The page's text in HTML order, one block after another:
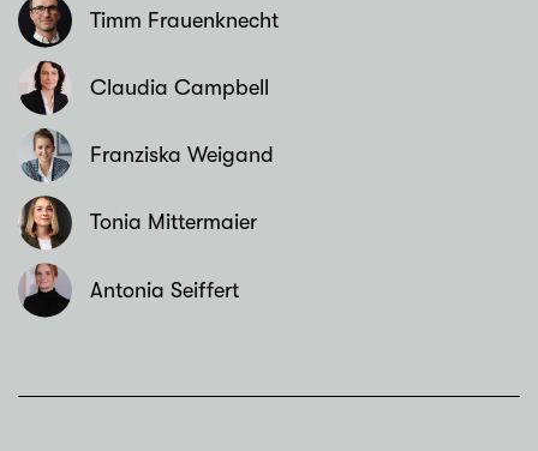
Timm Frauenknecht
Claudia Campbell
Franziska Weigand
Tonia Mittermaier
Antonia Seiffert